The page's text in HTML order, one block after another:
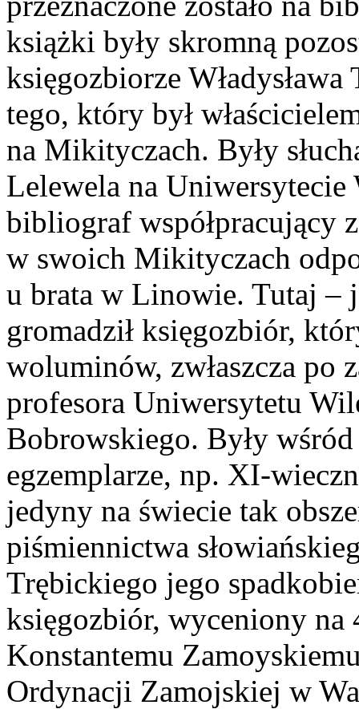
książki były skromną
księgozbiorze
tego, który był
na Mikityczach. Były
Lelewela na
bibliograf współpracujący
w swoich Mikityczach
u brata w Linowie. Tutaj –
gromadził księgozbiór,
woluminów, zwłaszcza
profesora Uniwersytetu
Bobrowskiego. Były
egzemplarze, np. XI-
jedyny na świecie tak
piśmiennictwa
Trębickiego jego
księgozbiór, wyceniony na
Konstantemu
Ordynacji Zamojskiej w